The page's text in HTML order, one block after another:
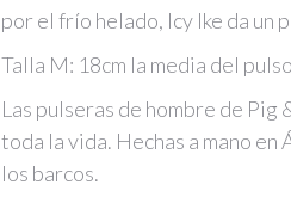
por el frío helado, Icy Ike da un
Talla M: 18cm la media del
Las pulseras de hombre de
toda la vida. Hechas a mano
los barcos.